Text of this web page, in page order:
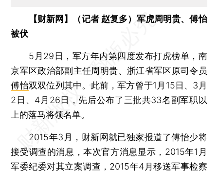
【财新网】（记者 赵复多）军虎周明贵、傅怡
被伏
5月29日，军方年内第四度发布打虎榜单，南
京军区政治部副主任周明贵、浙江省军区原司令员
傅怡双双位列其中。此前，军方曾于1月15日、3月
2日、4月26日，先后公布了三批共33名副军职以
上的落马将领名单。
2015年3月，财新网就已独家报道了傅怡少将
接受调查的消息，本次官方消息显示，2015年1月
军委纪委对其立案调查，2015年4月移送军事检察